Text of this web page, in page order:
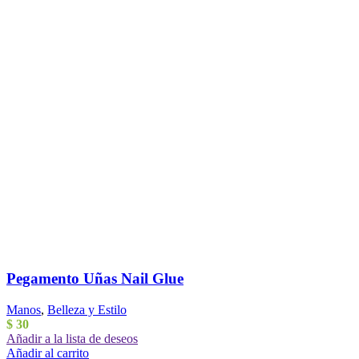
Pegamento Uñas Nail Glue
Manos, Belleza y Estilo
$ 30
Añadir a la lista de deseos
Añadir al carrito